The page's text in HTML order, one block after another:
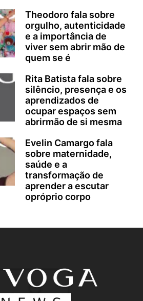
Theodoro fala sobre
orgulho, autenticidade
e a importância de
viver sem abrir mão de
quem se é
Rita Batista fala sobre
silêncio, presença e os
aprendizados de
ocupar espaços sem
abrirmão de si mesma
Evelin Camargo fala
sobre maternidade,
saúde e a
transformação de
aprender a escutar
opróprio corpo